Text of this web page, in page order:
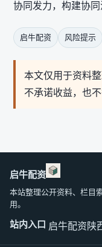
协同发力，构建协同
启牛配资 风险提示
本文仅用于资料
不承诺收益，也
启牛配资
本站整理公开资料、栏目
用。
站内入口 启牛配资陕